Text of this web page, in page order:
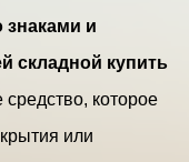
и
складной купить
которое
или